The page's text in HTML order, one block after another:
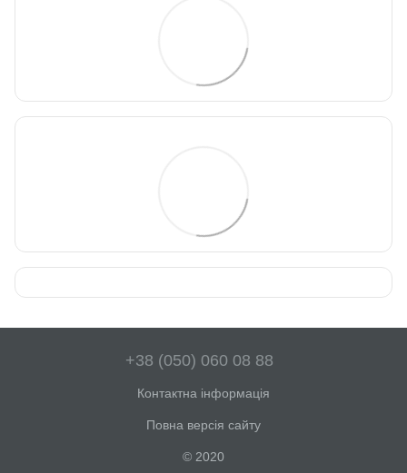
+38 (050) 060 08 88
Контактна інформація
Повна версія сайту
© 2020